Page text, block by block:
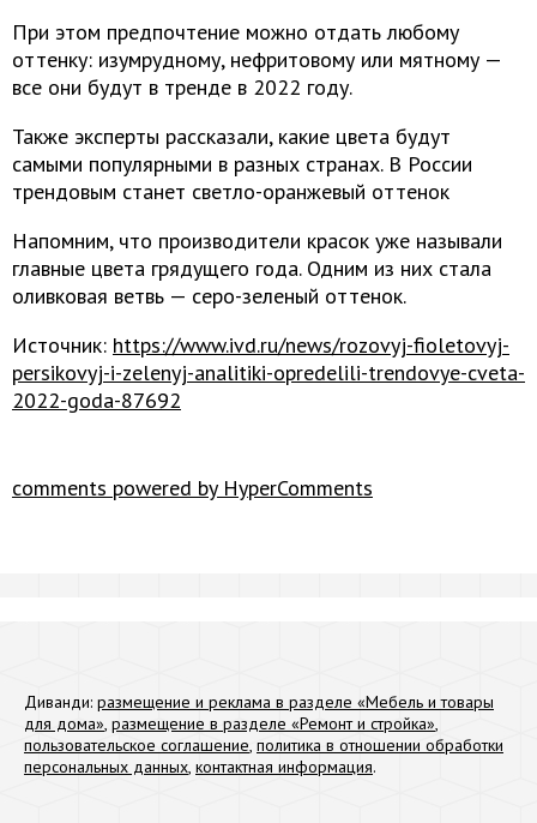
При этом предпочтение можно отдать любому
оттенку: изумрудному, нефритовому или мятному —
все они будут в тренде в 2022 году.
Также эксперты рассказали, какие цвета будут
самыми популярными в разных странах. В России
трендовым станет светло-оранжевый оттенок
Напомним, что производители красок уже называли
главные цвета грядущего года. Одним из них стала
оливковая ветвь — серо-зеленый оттенок.
Источник: https://www.ivd.ru/news/rozovyj-fioletovyj-
persikovyj-i-zelenyj-analitiki-opredelili-trendovye-cveta-
2022-goda-87692
comments powered by HyperComments
Диванди: размещение и реклама в разделе «Мебель и товары
для дома», размещение в разделе «Ремонт и стройка»,
пользовательское соглашение, политика в отношении обработки
персональных данных, контактная информация.